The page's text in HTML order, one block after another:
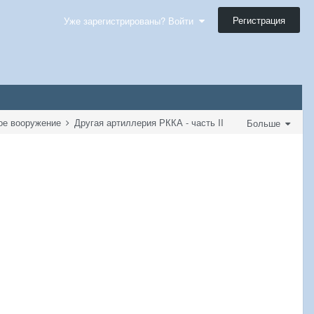
Уже зарегистрированы? Войти Регистрация
Больше
вооружение Другая артиллерия РККА - часть II